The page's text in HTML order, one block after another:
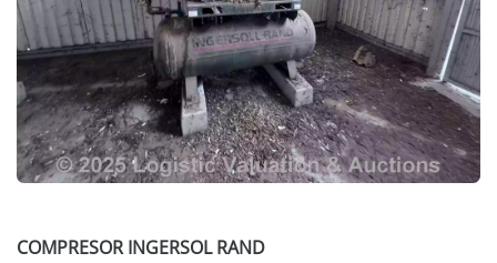
COMPRESOR INGERSOL RAND